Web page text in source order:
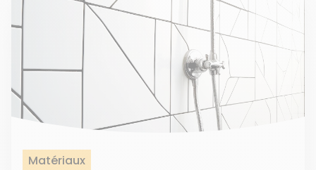
Matériaux